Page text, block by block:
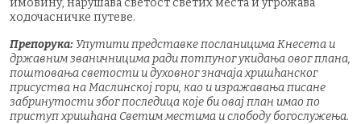
ходочасничке путеве.
Препорука: Упутити представке посланицима Кнесета и
државним званичницима ради потпуног укидања овог плана,
поштовања светости и духовног значаја хришћанског
присуства на Маслинској гори, као и изражавања писане
забринутости због последица које би овај план имао по
приступ хришћана Светим местима и слободу богослужења.